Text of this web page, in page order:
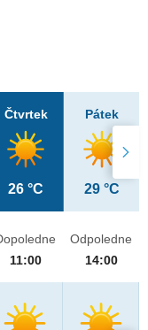
Čtvrtek
26 °C
Pátek
29 °C
11:00
Odpoledne
14:00